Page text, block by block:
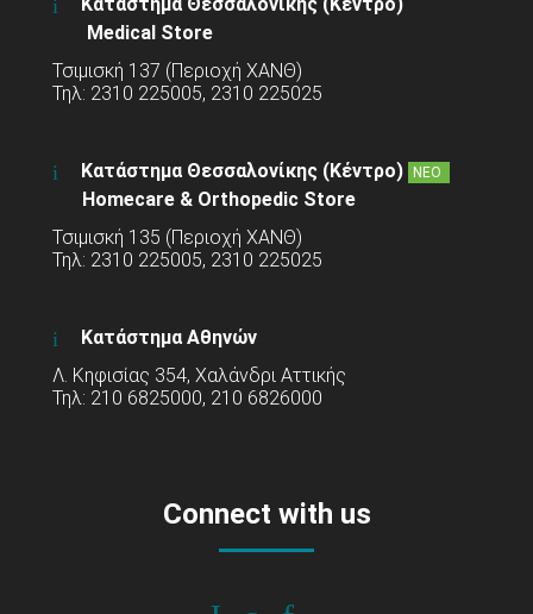
Medical Store
Τσιμισκή 137 (Περιοχή ΧΑΝΘ)
Τηλ: 2310 225005, 2310 225025
Κατάστημα Θεσσαλονίκης (Κέντρο) ΝΕΟ
Homecare & Orthopedic Store
Τσιμισκή 135 (Περιοχή ΧΑΝΘ)
Τηλ: 2310 225005, 2310 225025
Κατάστημα Αθηνών
Λ. Κηφισίας 354, Χαλάνδρι Αττικής
Τηλ: 210 6825000, 210 6826000
Connect with us